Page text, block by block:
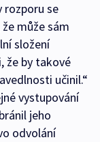
rozporu se
může sám
složení
že by takové
učinil.“
vystupování
jeho
odvolání